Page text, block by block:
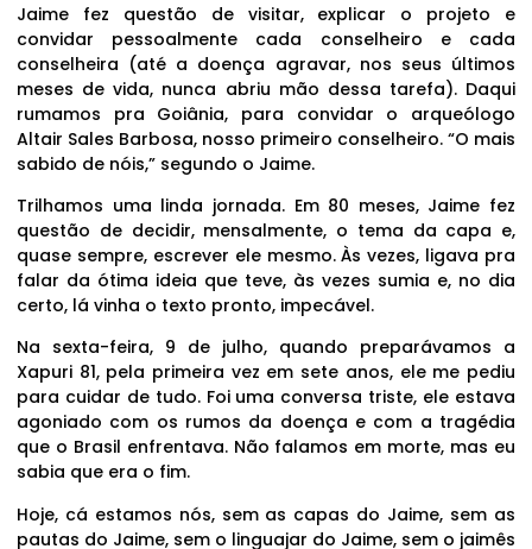
Jaime fez questão de visitar, explicar o projeto e
convidar pessoalmente cada conselheiro e cada
conselheira (até a doença agravar, nos seus últimos
meses de vida, nunca abriu mão dessa tarefa). Daqui
rumamos pra Goiânia, para convidar o arqueólogo
Altair Sales Barbosa, nosso primeiro conselheiro. “O mais
sabido de nóis,” segundo o Jaime.
Trilhamos uma linda jornada. Em 80 meses, Jaime fez
questão de decidir, mensalmente, o tema da capa e,
quase sempre, escrever ele mesmo. Às vezes, ligava pra
falar da ótima ideia que teve, às vezes sumia e, no dia
certo, lá vinha o texto pronto, impecável.
Na sexta-feira, 9 de julho, quando preparávamos a
Xapuri 81, pela primeira vez em sete anos, ele me pediu
para cuidar de tudo. Foi uma conversa triste, ele estava
agoniado com os rumos da doença e com a tragédia
que o Brasil enfrentava. Não falamos em morte, mas eu
sabia que era o fim.
Hoje, cá estamos nós, sem as capas do Jaime, sem as
pautas do Jaime, sem o linguajar do Jaime, sem o jaimês